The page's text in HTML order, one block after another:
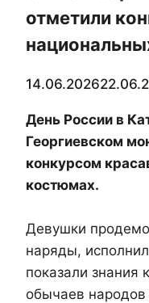
отметили
14.06.2026
День России в
Георгиевском
конкурсом
костюмах.
Девушки
наряды,
показали знания
обычаев